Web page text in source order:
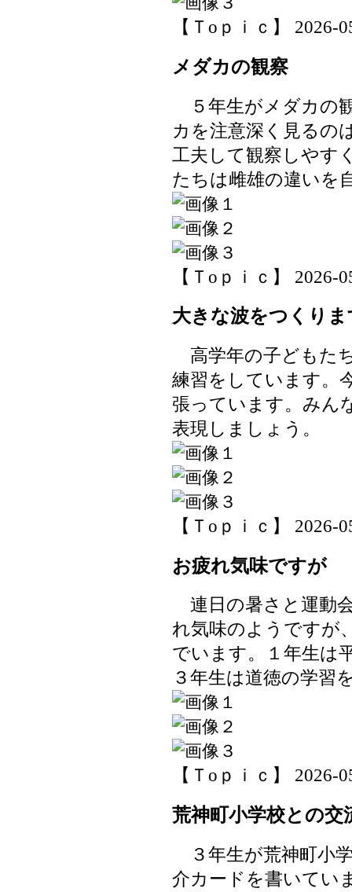
【Ｔoｐｉｃ】 2026-
メダカの観察
５年生がメダカの
カを注意深く見るの
工夫して観察しやす
たちは雌雄の違いを
【Ｔoｐｉｃ】 2026-
大きな波をつくりま
高学年の子どもた
練習をしています。
張っています。みん
表現しましょう。
【Ｔoｐｉｃ】 2026-
お疲れ気味ですが
連日の暑さと運動
れ気味のようですが
でいます。１年生は
３年生は道徳の学習
【Ｔoｐｉｃ】 2026-
荒神町小学校との交
３年生が荒神町小
介カードを書いてい